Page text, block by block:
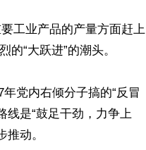
工业产品的产量方面赶上
“大跃进”的潮头。
党内右倾分子搞的“反冒
线是“鼓足干劲，力争上
动。